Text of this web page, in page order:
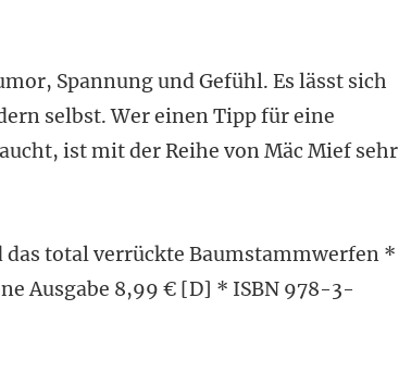
Spannung und Gefühl. Es lässt sich
selbst. Wer einen Tipp für eine
ist mit der Reihe von Mäc Mief sehr
das total verrückte Baumstammwerfen *
Ausgabe 8,99 € [D] * ISBN 978-3-